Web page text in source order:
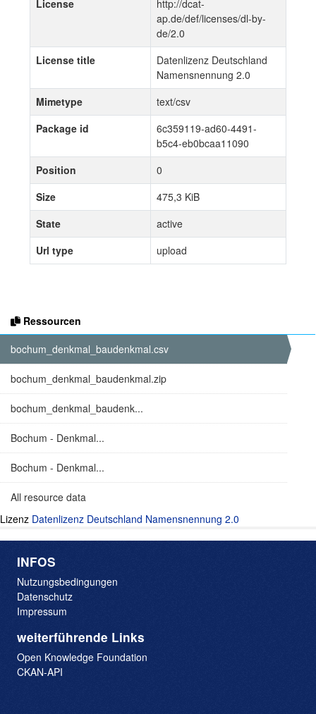
Ressourcen
bochum_denkmal_baudenkmal.csv
bochum_denkmal_baudenkmal.zip
bochum_denkmal_baudenk...
Bochum - Denkmal...
Bochum - Denkmal...
All resource data
Lizenz Datenlizenz Deutschland Namensnennung 2.0
License
http://dcat-
ap.de/def/licenses/dl-by-
de/2.0
License title
Datenlizenz Deutschland
Namensnennung 2.0
Mimetype
text/csv
Package id
6c359119-ad60-4491-
b5c4-eb0bcaa11090
Position
0
Size
475,3 KiB
State
active
Url type
upload
INFOS
Nutzungsbedingungen
Datenschutz
Impressum
weiterführende Links
Open Knowledge Foundation
CKAN-API